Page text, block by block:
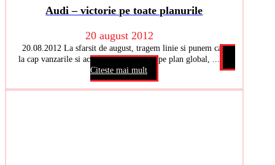
Audi – victorie pe toate planurile
20 august 2012
20.08.2012 La sfarsit de august, tragem linie si punem cap
la cap vanzarile si actiunile marcii Audi pe plan global, ...
Citeste mai mult